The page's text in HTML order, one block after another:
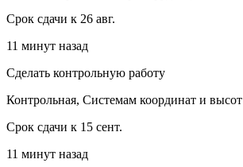
Срок сдачи к 26 авг.
11 минут назад
Сделать контрольную работу
Контрольная, Системам координат и высот
Срок сдачи к 15 сент.
11 минут назад